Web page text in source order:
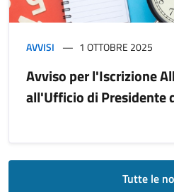
AVVISI 1 OTTOBRE 2025
Avviso per l'Iscrizione
all'Ufficio di Presidente
Tutte le